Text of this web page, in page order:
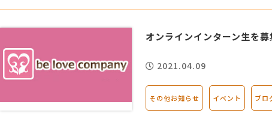
オンラインインターン生を募
2021.04.09
その他お知らせ イベント ブロ